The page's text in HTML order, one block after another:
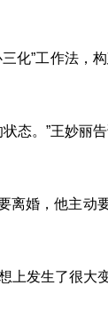
化”工作法，
态。”王妙丽告
离婚，他主动
上发生了很大